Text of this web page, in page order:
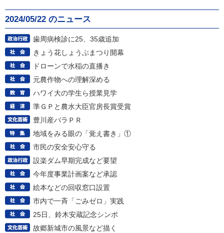
2024/05/22 のニュース
歯周病検診に25、35歳追加
きょう花しょうぶまつり開幕
ドローンで水稲の直播き
元農作物への理解深める
ハワイ大の学生ら授業見学
準ＧＰと農水大臣官房長賞受賞
豊川産バラＰＲ
地域をみる眼の「覚え書き」①
市民の安全安心守る
設楽ダム早期完成など要望
今年度事業計画案など承認
絵本などの回収窓口設置
市内で一斉「ごみゼロ」実践
25日、鈴木安蔵記念シンポ
故郷新城市の風景など描く